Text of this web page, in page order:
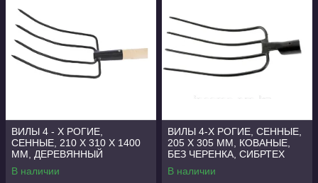
ВИЛЫ 4 - Х РОГИЕ,
СЕННЫЕ, 210 Х 310 Х 1400
ММ, ДЕРЕВЯННЫЙ
ЧЕРЕНОК, РОССИЯ,
СИБРТЕХ
В наличии
ВИЛЫ 4-Х РОГИЕ, СЕННЫЕ,
205 Х 305 ММ, КОВАНЫЕ,
БЕЗ ЧЕРЕНКА, СИБРТЕХ
В наличии